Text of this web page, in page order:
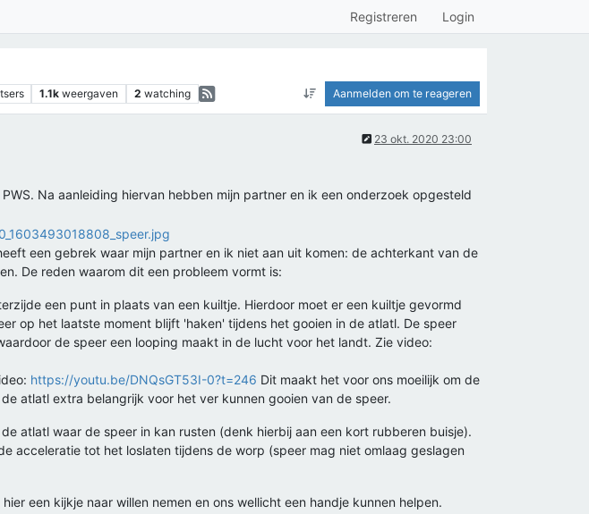
Registreren Login
1.1k weergaven 2 watching Aanmelden om te reageren
23 okt. 2020 23:00
Na aanleiding hiervan hebben mijn partner en ik een onderzoek opgesteld
een gebrek waar mijn partner en ik niet aan uit komen: de achterkant van de
De reden waarom dit een probleem vormt is:
een punt in plaats van een kuiltje. Hierdoor moet er een kuiltje gevormd
op het laatste moment blijft 'haken' tijdens het gooien in de atlatl. De speer
de speer een looping maakt in de lucht voor het landt. Zie video:
https://youtu.be/DNQsGT53I-0?t=246 Dit maakt het voor ons moeilijk om de
atlatl extra belangrijk voor het ver kunnen gooien van de speer.
atlatl waar de speer in kan rusten (denk hierbij aan een kort rubberen buisje).
acceleratie tot het loslaten tijdens de worp (speer mag niet omlaag geslagen
een kijkje naar willen nemen en ons wellicht een handje kunnen helpen.